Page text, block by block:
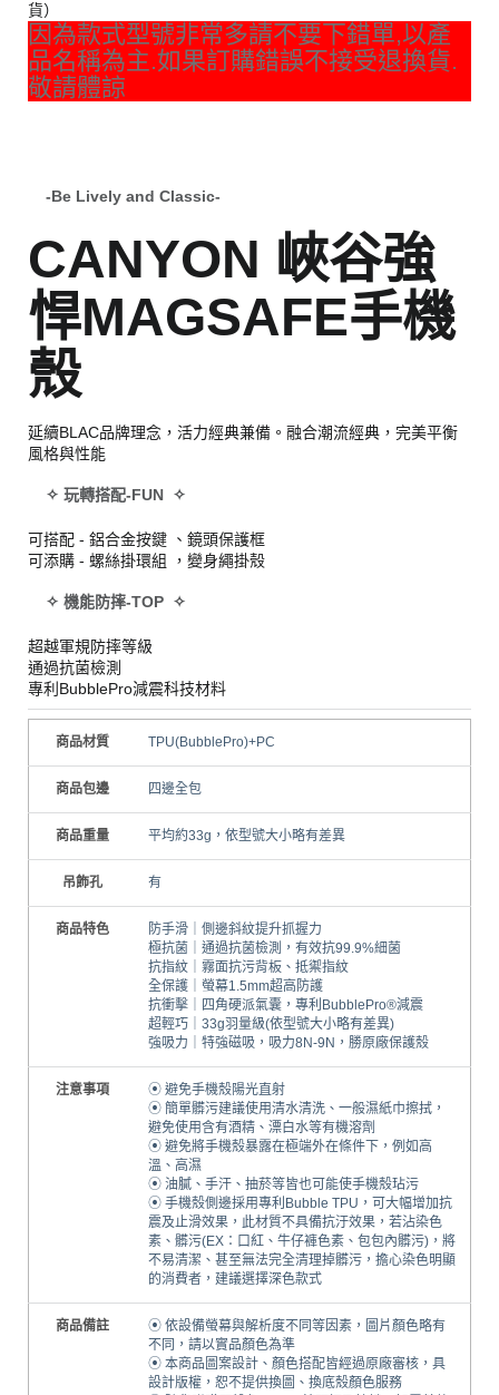
貨）
因為款式型號非常多請不要下錯單,以產
品名稱為主.如果訂購錯誤不接受退換貨.
敬請體諒
-Be Lively and Classic-
CANYON 峽谷強
悍MAGSAFE手機
殼
延續BLAC品牌理念，活力經典兼備。融合潮流經典，完美平衡
風格與性能
✧ 玩轉搭配-FUN ✧
可搭配 - 鋁合金按鍵 、鏡頭保護框
可添購 - 螺絲掛環組 ，變身繩掛殼
✧ 機能防摔-TOP ✧
超越軍規防摔等級
通過抗菌檢測
專利BubblePro減震科技材料
商品材質 TPU(BubblePro)+PC
商品包邊 四邊全包
商品重量 平均約33g，依型號大小略有差異
吊飾孔 有
商品特色
防手滑｜側邊斜紋提升抓握力
極抗菌｜通過抗菌檢測，有效抗99.9%細菌
抗指紋｜霧面抗污背板、抵禦指紋
全保護｜螢幕1.5mm超高防護
抗衝擊｜四角硬派氣囊，專利BubblePro®減震
超輕巧｜33g羽量級(依型號大小略有差異)
強吸力｜特強磁吸，吸力8N-9N，勝原廠保護殼
注意事項
⦿ 避免手機殼陽光直射
⦿ 簡單髒污建議使用清水清洗、一般濕紙巾擦拭，
避免使用含有酒精、漂白水等有機溶劑
⦿ 避免將手機殼暴露在極端外在條件下，例如高
溫、高濕
⦿ 油膩、手汗、抽菸等皆也可能使手機殼玷污
⦿ 手機殼側邊採用專利Bubble TPU，可大幅增加抗
震及止滑效果，此材質不具備抗汙效果，若沾染色
素、髒污(EX：口紅、牛仔褲色素、包包內髒污)，將
不易清潔、甚至無法完全清理掉髒污，擔心染色明顯
的消費者，建議選擇深色款式
商品備註
⦿ 依設備螢幕與解析度不同等因素，圖片顏色略有
不同，請以實品顏色為準
⦿ 本商品圖案設計、顏色搭配皆經過原廠審核，具
設計版權，恕不提供換圖、換底殼顏色服務